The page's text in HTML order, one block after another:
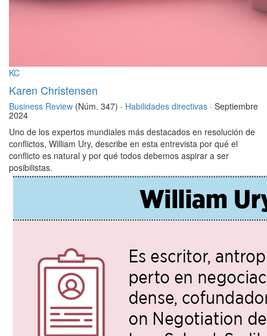
KC
Karen Christensen
Business Review (Núm. 347) · Habilidades directivas · Septiembre
2024
Uno de los expertos mundiales más destacados en resolución de
conflictos, William Ury, describe en esta entrevista por qué el
conflicto es natural y por qué todos debemos aspirar a ser
posibilistas.